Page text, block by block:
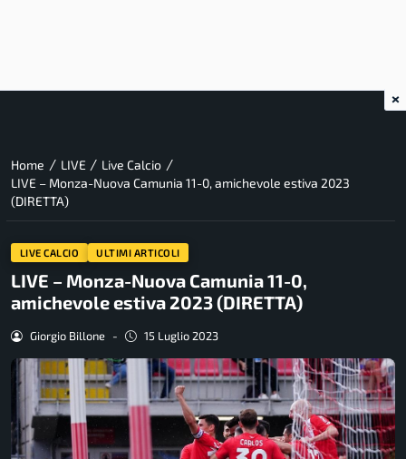
Home / LIVE / Live Calcio /
LIVE – Monza-Nuova Camunia 11-0, amichevole estiva 2023
(DIRETTA)
LIVE CALCIO ULTIMI ARTICOLI
LIVE – Monza-Nuova Camunia 11-0,
amichevole estiva 2023 (DIRETTA)
Giorgio Billone - 15 Luglio 2023
×